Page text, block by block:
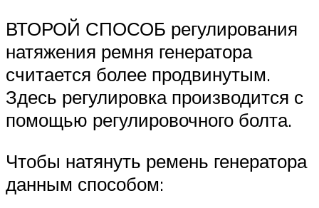
ВТОРОЙ СПОСОБ регулирования
натяжения ремня генератора
считается более продвинутым.
Здесь регулировка производится с
помощью регулировочного болта.
Чтобы натянуть ремень генератора
данным способом: